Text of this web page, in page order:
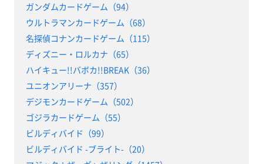
ガンダムカードゲーム（94）
ウルトラマンカードゲーム（68）
名探偵コナンカードゲーム（115）
ディズニー・ロルカナ（65）
ハイキュー!!バボカ!!BREAK（36）
ユニオンアリーナ（357）
デジモンカードゲーム（502）
ゴジラカードゲーム（55）
ビルディバイド（99）
ビルディバイド -ブライト-（20）